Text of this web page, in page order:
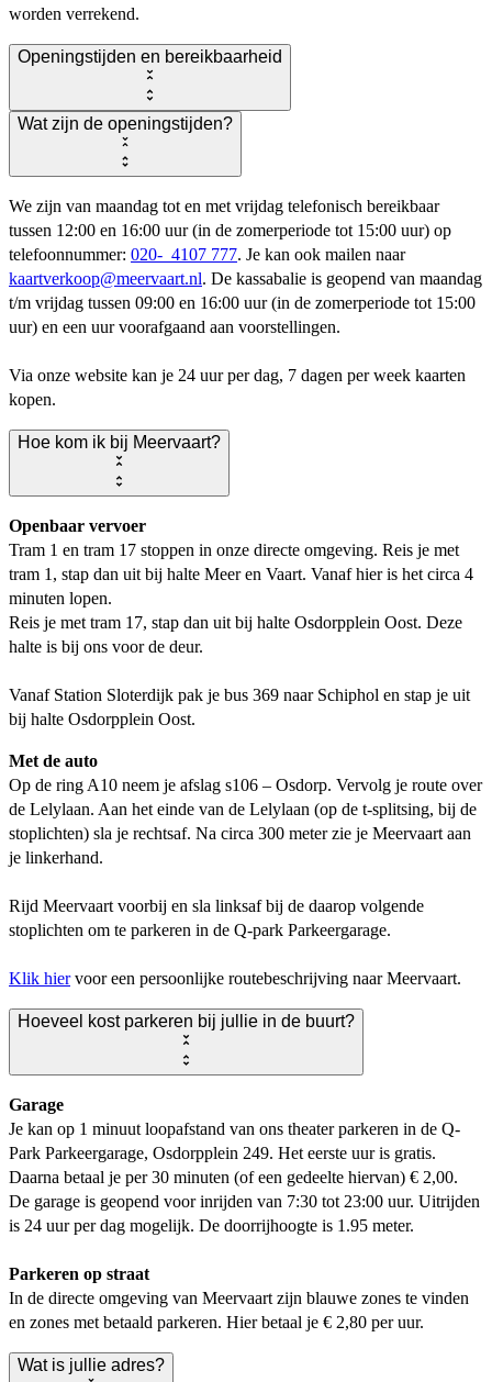
worden verrekend.
Openingstijden en bereikbaarheid
Wat zijn de openingstijden?
We zijn van maandag tot en met vrijdag telefonisch bereikbaar
tussen 12:00 en 16:00 uur (in de zomerperiode tot 15:00 uur) op
telefoonnummer: 020- 4107 777. Je kan ook mailen naar
kaartverkoop@meervaart.nl. De kassabalie is geopend van maandag
t/m vrijdag tussen 09:00 en 16:00 uur (in de zomerperiode tot 15:00
uur) en een uur voorafgaand aan voorstellingen.
Via onze website kan je 24 uur per dag, 7 dagen per week kaarten
kopen.
Hoe kom ik bij Meervaart?
Openbaar vervoer
Tram 1 en tram 17 stoppen in onze directe omgeving. Reis je met
tram 1, stap dan uit bij halte Meer en Vaart. Vanaf hier is het circa 4
minuten lopen.
Reis je met tram 17, stap dan uit bij halte Osdorpplein Oost. Deze
halte is bij ons voor de deur.
Vanaf Station Sloterdijk pak je bus 369 naar Schiphol en stap je uit
bij halte Osdorpplein Oost.
Met de auto
Op de ring A10 neem je afslag s106 – Osdorp. Vervolg je route over
de Lelylaan. Aan het einde van de Lelylaan (op de t-splitsing, bij de
stoplichten) sla je rechtsaf. Na circa 300 meter zie je Meervaart aan
je linkerhand.
Rijd Meervaart voorbij en sla linksaf bij de daarop volgende
stoplichten om te parkeren in de Q-park Parkeergarage.
Klik hiervoor een persoonlijke routebeschrijving naar Meervaart.
Hoeveel kost parkeren bij jullie in de buurt?
Garage
Je kan op 1 minuut loopafstand van ons theater parkeren in de Q-
Park Parkeergarage, Osdorpplein 249. Het eerste uur is gratis.
Daarna betaal je per 30 minuten (of een gedeelte hiervan) € 2,00.
De garage is geopend voor inrijden van 7:30 tot 23:00 uur. Uitrijden
is 24 uur per dag mogelijk. De doorrijhoogte is 1.95 meter.
Parkeren op straat
In de directe omgeving van Meervaart zijn blauwe zones te vinden
en zones met betaald parkeren. Hier betaal je € 2,80 per uur.
Wat is jullie adres?